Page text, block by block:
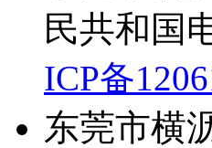
民共和国
ICP备
东莞市横